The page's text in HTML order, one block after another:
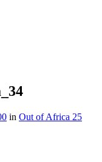
in Out of Africa 25